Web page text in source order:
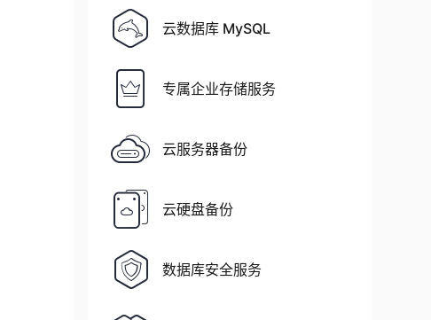
云数据库 MySQL
专属企业存储服务
云服务器备份
云硬盘备份
数据库安全服务